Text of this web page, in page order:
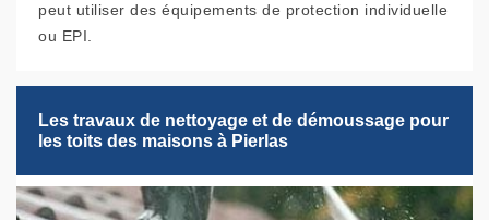
peut utiliser des équipements de protection individuelle
ou EPI.
Les travaux de nettoyage et de démoussage pour
les toits des maisons à Pierlas